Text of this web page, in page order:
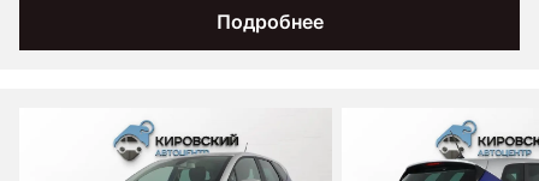
Подробнее